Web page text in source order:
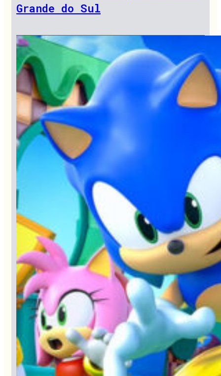
Grande do Sul